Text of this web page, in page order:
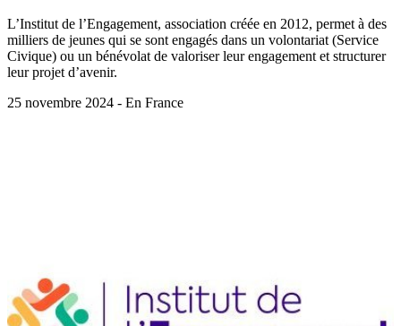
L’Institut de l’Engagement, association créée en 2012, permet à des
milliers de jeunes qui se sont engagés dans un volontariat (Service
Civique) ou un bénévolat de valoriser leur engagement et structurer
leur projet d’avenir.
25 novembre 2024 - En France